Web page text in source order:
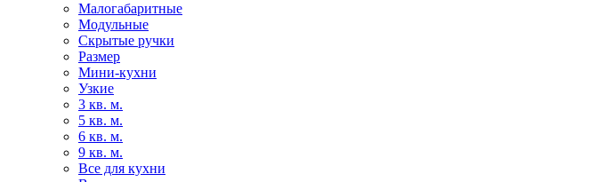
Малогабаритные
Модульные
Скрытые ручки
Размер
Мини-кухни
Узкие
3 кв. м.
5 кв. м.
6 кв. м.
9 кв. м.
Все для кухни